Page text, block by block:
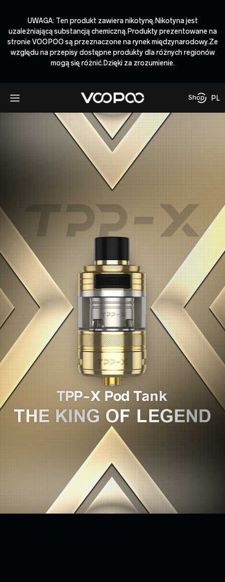
UWAGA: Ten produkt zawiera nikotynę.Nikotyna jest
uzależniającą substancją chemiczną.Produkty prezentowane na
stronie VOOPOO są przeznaczone na rynek międzynarodowy.Ze
względu na przepisy dostępne produkty dla różnych regionów
mogą się różnić.Dzięki za zrozumienie.
PL